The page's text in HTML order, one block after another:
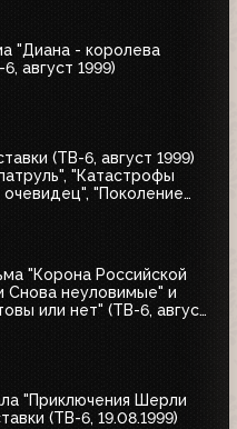
"Диана - королева
август 1999)
(ТВ-6, август 1999)
"Катастрофы
"Поколение
"Корона Российской
Снова неуловимые" и
или нет" (ТВ-6, август
"Приключения Шерли
(ТВ-6, 19.08.1999)